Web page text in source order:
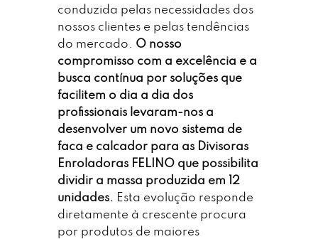
conduzida pelas necessidades dos
nossos clientes e pelas tendências
do mercado. O nosso
compromisso com a excelência e a
busca contínua por soluções que
facilitem o dia a dia dos
profissionais levaram-nos a
desenvolver um novo sistema de
faca e calcador para as Divisoras
Enroladoras FELINO que possibilita
dividir a massa produzida em 12
unidades. Esta evolução responde
diretamente à crescente procura
por produtos de maiores